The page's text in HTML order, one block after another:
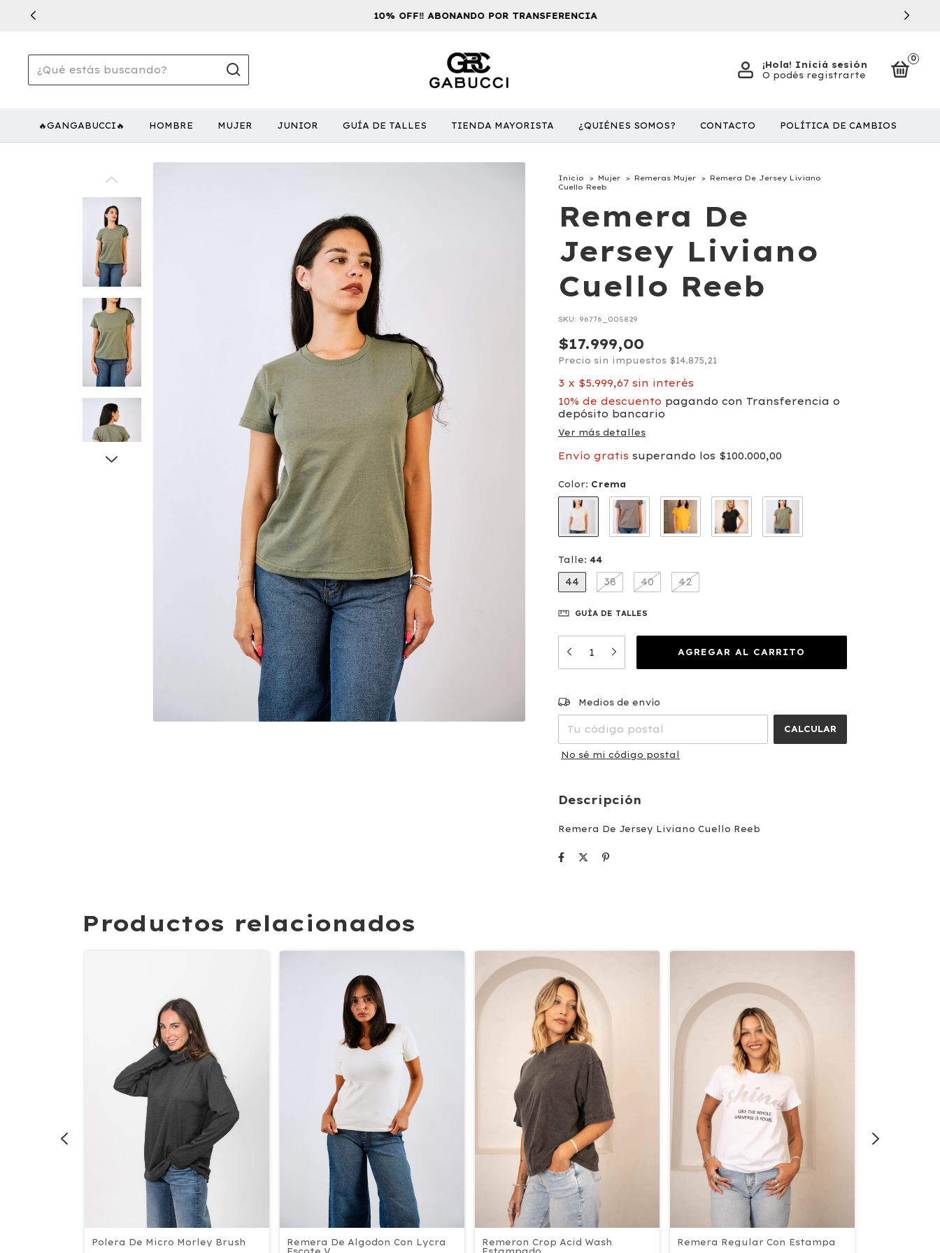
10% OFF‼️ ABONANDO POR TRANSFERENCIA
¡Hola! Iniciá sesión
O podés registrarte
0
🔥GANGABUCCI🔥 HOMBRE MUJER JUNIOR GUÍA DE TALLES TIENDA MAYORISTA ¿QUIÉNES SOMOS? CONTACTO POLÍTICA DE CAMBIOS
Inicio > Mujer > Remeras Mujer >
Remera De Jersey Liviano
Cuello Reeb
Remera De
Jersey Liviano
Cuello Reeb
SKU: 96776_005829
$17.999,00
Precio sin impuestos $14.875,21
3 x $5.999,67 sin interés
10% de descuento pagando con Transferencia o
depósito bancario
Ver más detalles
Envío gratis superando los $100.000,00
Color: Crema
Talle: 44
44 38 40 42
GUÍA DE TALLES
Entregas para el CP:
Medios de envío
CALCULAR
No sé mi código postal
Descripción
Remera De Jersey Liviano Cuello Reeb
Productos relacionados
Polera De Micro Morley Brush
Remera De Algodon Con Lycra
Remeron Crop Acid Wash
Remera Regular Con Estampa